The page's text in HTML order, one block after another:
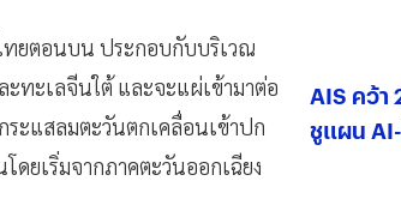
ทยตอนบน ประกอบกับบริเวณ
ทะเลจีนใต้ และจะแผ่เข้ามาต่อ
ะแสลมตะวันตกเคลื่อนเข้าปก
ยเริ่มจากภาคตะวันออกเฉียง
AIS คว้า
ชูแผน